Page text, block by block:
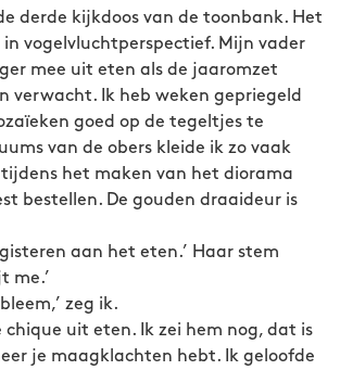
derde kijkdoos van de toonbank. Het
in vogelvluchtperspectief. Mijn vader
mee uit eten als de jaaromzet
verwacht. Ik heb weken gepriegeld
goed op de tegeltjes te
van de obers kleide ik zo vaak
het maken van het diorama
bestellen. De gouden draaideur is
aan het eten.’ Haar stem
me.’
zeg ik.
chique uit eten. Ik zei hem nog, dat is
je maagklachten hebt. Ik geloofde